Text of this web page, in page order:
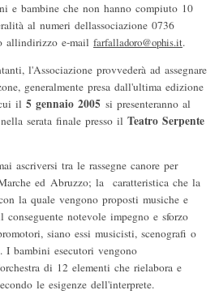
e bambine che non hanno compiuto 10
al numeri dellassociazione 0736
allindirizzo e-mail farfalladoro@ophis.it.
l'Associazione provvederà ad assegnare
generalmente presa dall'ultima edizione
il 5 gennaio 2005 si presenteranno al
serata finale presso il Teatro Serpente
ascriversi tra le rassegne canore per
ed Abruzzo; la caratteristica che la
la quale vengono proposti musiche e
notevole impegno e sforzo
siano essi musicisti, scenografi o
I bambini esecutori vengono
di 12 elementi che rielabora e
le esigenze dell'interprete.